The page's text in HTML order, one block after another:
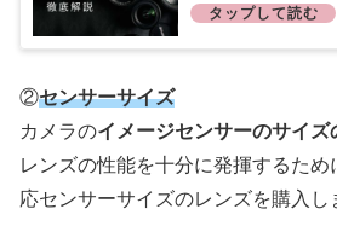
②センサーサイズ
カメラのイメージセンサーのサイズ
レンズの性能を十分に発揮するた
応センサーサイズのレンズを購入し